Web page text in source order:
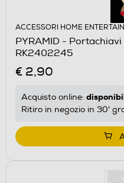
ACCESSORI HOME
PYRAMID -
RK2402245
€ 2,90
Acquisto online:
Ritiro in negozio in 30'